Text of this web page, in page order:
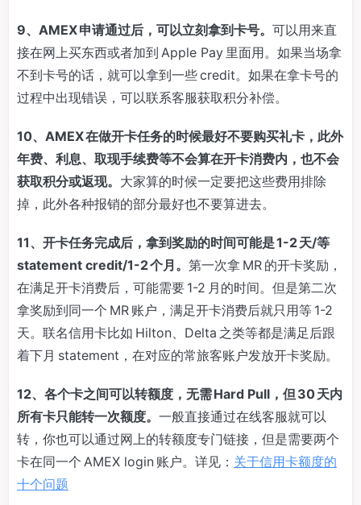
9、AMEX 申请通过后，可以立刻拿到卡号。 可以用来直
接在网上买东西或者加到 Apple Pay 里面用。如果当场拿
不到卡号的话，就可以拿到一些 credit。如果在拿卡号的
过程中出现错误，可以联系客服获取积分补偿。
10、AMEX 在做开卡任务的时候最好不要购买礼卡，此外
年费、利息、取现手续费等不会算在开卡消费内，也不会
获取积分或返现。 大家算的时候一定要把这些费用排除
掉，此外各种报销的部分最好也不要算进去。
11、开卡任务完成后，拿到奖励的时间可能是 1-2 天/等
statement credit/1-2 个月。 第一次拿 MR 的开卡奖励，
在满足开卡消费后，可能需要 1-2 月的时间。但是第二次
拿奖励到同一个 MR 账户，满足开卡消费后就只用等 1-2
天。联名信用卡比如 Hilton、Delta 之类等都是满足后跟
着下月 statement，在对应的常旅客账户发放开卡奖励。
12、各个卡之间可以转额度，无需 Hard Pull，但 30 天内
所有卡只能转一次额度。 一般直接通过在线客服就可以
转，你也可以通过网上的转额度专门链接，但是需要两个
卡在同一个 AMEX login 账户。详见： 关于信用卡额度的
十个问题